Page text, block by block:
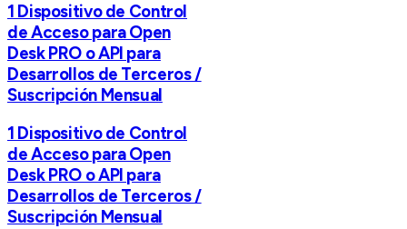
1 Dispositivo de Control
de Acceso para Open
Desk PRO o API para
Desarrollos de Terceros /
Suscripción Mensual
1 Dispositivo de Control
de Acceso para Open
Desk PRO o API para
Desarrollos de Terceros /
Suscripción Mensual